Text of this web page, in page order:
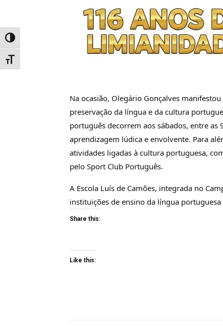
Toggle High Contrast
Toggle Font size
Na ocasião, Olegário Gonçalves
preservação da língua e da cultura
português decorrem aos sábados, entre
aprendizagem lúdica e envolvente. Para
atividades ligadas à cultura portuguesa,
pelo Sport Club Português.
A Escola Luís de Camões, integrada no
instituições de ensino da língua portuguesa
Share this:
Like this: